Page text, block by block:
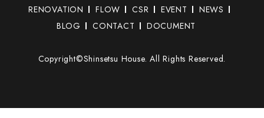
RENOVATION
FLOW CSR EVENT
NEWS
BLOG
CONTACT DOCUMENT
Copyright©Shinsetsu House. All Rights Reserved.